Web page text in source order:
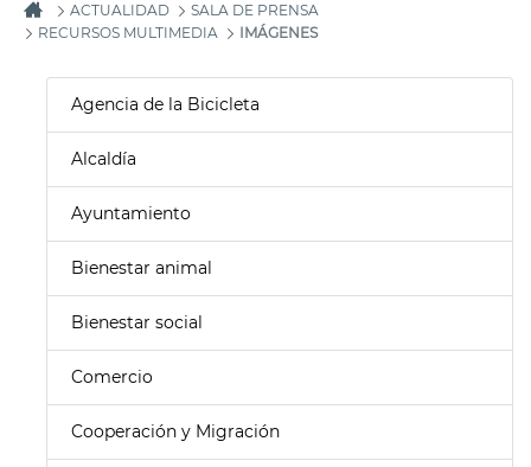
ACTUALIDAD
SALA DE PRENSA
RECURSOS MULTIMEDIA
IMÁGENES
Agencia de la Bicicleta
Alcaldía
Ayuntamiento
Bienestar animal
Bienestar social
Comercio
Cooperación y Migración